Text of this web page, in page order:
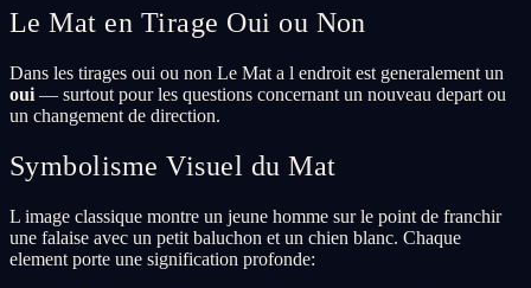
Le Mat en Tirage Oui ou Non
Dans les tirages oui ou non Le Mat a l endroit est generalement un
oui — surtout pour les questions concernant un nouveau depart ou
un changement de direction.
Symbolisme Visuel du Mat
L image classique montre un jeune homme sur le point de franchir
une falaise avec un petit baluchon et un chien blanc. Chaque
element porte une signification profonde: